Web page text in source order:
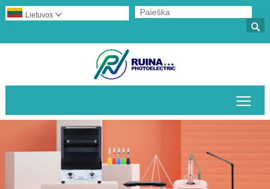

Lietuvos 